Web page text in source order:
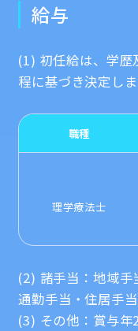
給与
(1) 初任給は、学歴
程に基づき決定しま
職種
理学療法士
(2) 諸手当：地域手
通勤手当・住居手
(3) その他：賞与年